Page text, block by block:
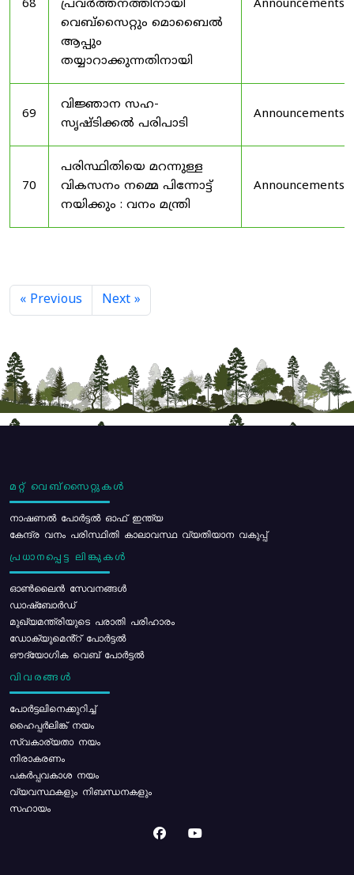
68
പ്രവർത്തനത്തിനായി
വെബ്സൈറ്റും മൊബൈൽ
ആപ്പും
തയ്യാറാക്കുന്നതിനായി
Announcements
69
വിജ്ഞാന സഹ-
സൃഷ്ടിക്കൽ പരിപാടി
Announcements
70
പരിസ്ഥിതിയെ മറന്നുള്ള
വികസനം നമ്മെ പിന്നോട്ട്
നയിക്കും : വനം മന്ത്രി
Announcements
« Previous Next »
മറ്റ് വെബ്സൈറ്റുകൾ
നാഷണൽ പോർട്ടൽ ഓഫ് ഇന്ത്യ
കേന്ദ്ര വനം പരിസ്ഥിതി കാലാവസ്ഥ വ്യതിയാന വകുപ്പ്
പ്രധാനപ്പെട്ട ലിങ്കുകൾ
ഓൺലൈൻ സേവനങ്ങൾ
ഡാഷ്ബോർഡ്
മുഖ്യമന്ത്രിയുടെ പരാതി പരിഹാരം
ഡോക്യുമെൻ്റ് പോർട്ടൽ
ഔദ്യോഗിക വെബ് പോർട്ടൽ
വിവരങ്ങൾ
പോര്‍ട്ടലിനെക്കുറിച്ച്
ഹൈപ്പർലിങ്ക് നയം
സ്വകാര്യതാ നയം
നിരാകരണം
പകർപ്പവകാശ നയം
വ്യവസ്ഥകളും നിബന്ധനകളും
സഹായം